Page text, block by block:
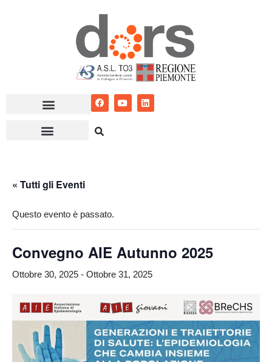
« Tutti gli Eventi
Questo evento è passato.
Convegno AIE Autunno 2025
Ottobre 30, 2025 - Ottobre 31, 2025